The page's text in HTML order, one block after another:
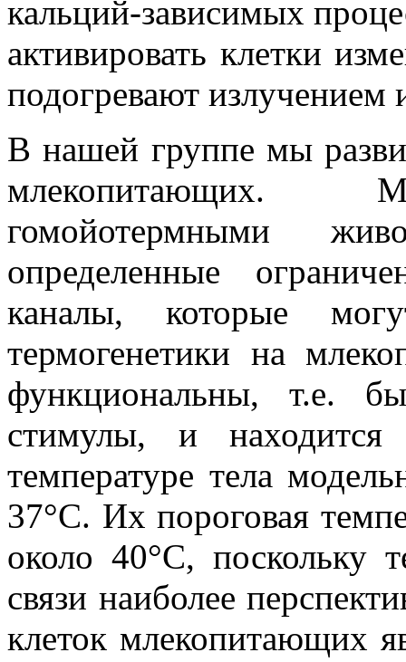
кальций-зависимых
активировать клетки
подогревают излучением
В нашей группе мы
млекопитающих.
гомойотермными
определенные
каналы, которые
термогенетики на
функциональны, т.е.
стимулы, и
температуре тела
37°С. Их пороговая
около 40°С, поскольку
связи наиболее
клеток млекопитающих